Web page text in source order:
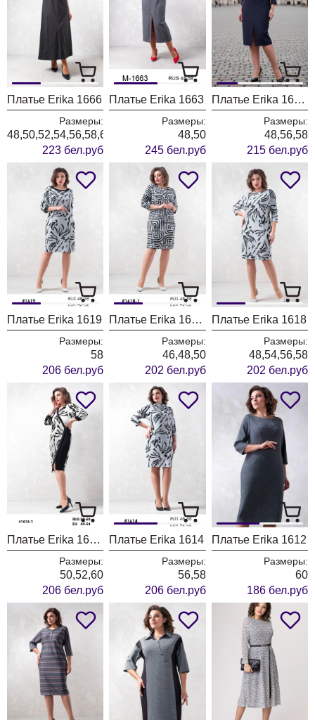
Платье Erika 1666
Размеры:
48,50,52,54,56,58,60
223 бел.руб
Платье Erika 1663
Размеры:
48,50
245 бел.руб
Платье Erika 1657 темно-синий
Размеры:
48,56,58
215 бел.руб
Платье Erika 1619
Размеры:
58
206 бел.руб
Платье Erika 1618-1
Размеры:
46,48,50
202 бел.руб
Платье Erika 1618
Размеры:
48,54,56,58
202 бел.руб
Платье Erika 1616-1
Размеры:
50,52,60
206 бел.руб
Платье Erika 1614
Размеры:
56,58
206 бел.руб
Платье Erika 1612
Размеры:
60
186 бел.руб